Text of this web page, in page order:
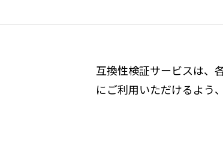
互換性検証サービスは、
にご利用いただけるよう